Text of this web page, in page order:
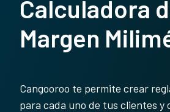
Calculadora
Margen
Cangooroo te permite crear
para cada uno de tus clientes y